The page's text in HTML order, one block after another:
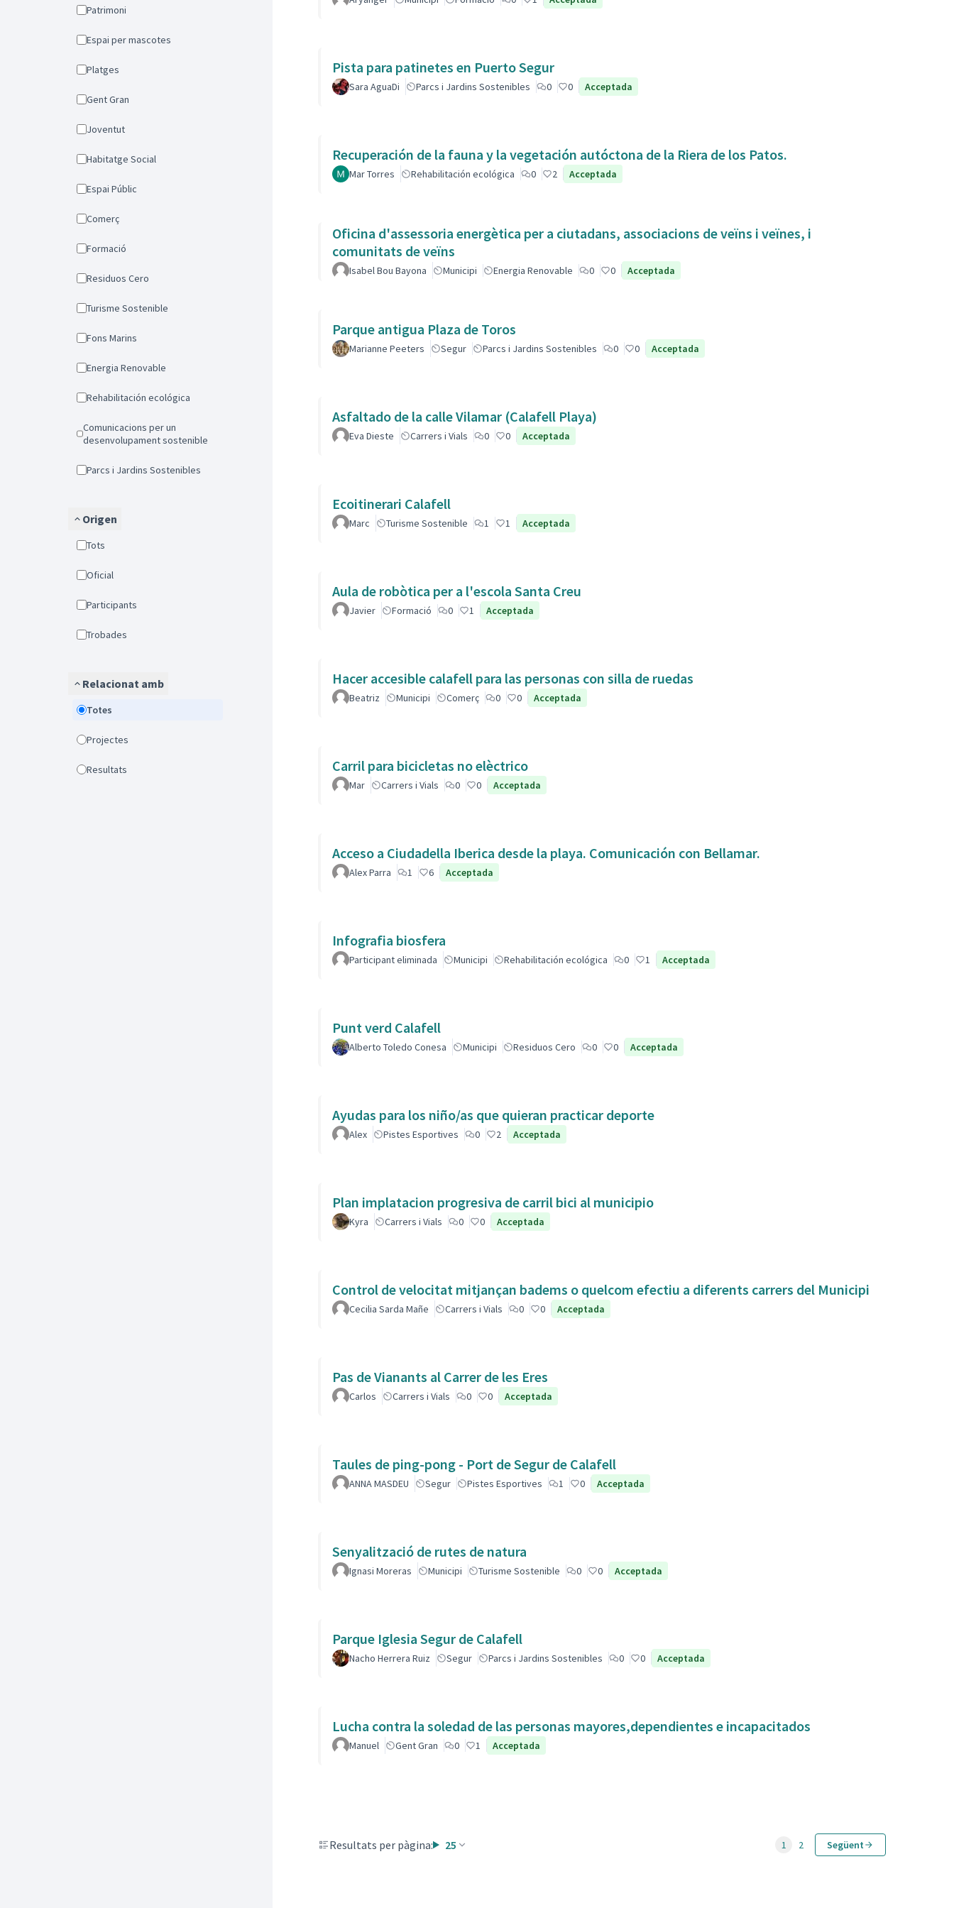
Patrimoni
Espai per mascotes
Platges
Gent Gran
Joventut
Habitatge Social
Espai Públic
Comerç
Formació
Residuos Cero
Turisme Sostenible
Fons Marins
Energia Renovable
Rehabilitación ecológica
Comunicacions per un
desenvolupament sostenible
Parcs i Jardins Sostenibles
Origen
Tots
Oficial
Participants
Trobades
Relacionat amb
Totes
Projectes
Resultats
Pista para patinetes en Puerto Segur
Sara AguaDi Parcs i Jardins Sostenibles 0 0 Acceptada
Recuperación de la fauna y la vegetación autóctona de la Riera de los Patos.
Mar Torres Rehabilitación ecológica 0 2 Acceptada
Oficina d'assessoria energètica per a ciutadans, associacions de veïns i veïnes, i
comunitats de veïns
Isabel Bou Bayona Municipi Energia Renovable 0 0 Acceptada
Parque antigua Plaza de Toros
Marianne Peeters Segur Parcs i Jardins Sostenibles 0 0 Acceptada
Asfaltado de la calle Vilamar (Calafell Playa)
Eva Dieste Carrers i Vials 0 0 Acceptada
Ecoitinerari Calafell
Marc Turisme Sostenible 1 1 Acceptada
Aula de robòtica per a l'escola Santa Creu
Javier Formació 0 1 Acceptada
Hacer accesible calafell para las personas con silla de ruedas
Beatriz Municipi Comerç 0 0 Acceptada
Carril para bicicletas no elèctrico
Mar Carrers i Vials 0 0 Acceptada
Acceso a Ciudadella Iberica desde la playa. Comunicación con Bellamar.
Alex Parra 1 6 Acceptada
Infografia biosfera
Participant eliminada Municipi Rehabilitación ecológica 0 1 Acceptada
Punt verd Calafell
Alberto Toledo Conesa Municipi Residuos Cero 0 0 Acceptada
Ayudas para los niño/as que quieran practicar deporte
Alex Pistes Esportives 0 2 Acceptada
Plan implatacion progresiva de carril bici al municipio
Kyra Carrers i Vials 0 0 Acceptada
Control de velocitat mitjançan badems o quelcom efectiu a diferents carrers del Municipi
Cecilia Sarda Mañe Carrers i Vials 0 0 Acceptada
Pas de Vianants al Carrer de les Eres
Carlos Carrers i Vials 0 0 Acceptada
Taules de ping-pong - Port de Segur de Calafell
ANNA MASDEU Segur Pistes Esportives 1 0 Acceptada
Senyalització de rutes de natura
Ignasi Moreras Municipi Turisme Sostenible 0 0 Acceptada
Parque Iglesia Segur de Calafell
Nacho Herrera Ruiz Segur Parcs i Jardins Sostenibles 0 0 Acceptada
Lucha contra la soledad de las personas mayores,dependientes e incapacitados
Manuel Gent Gran 0 1 Acceptada
Resultats per pàgina: 25 1 2 Següent